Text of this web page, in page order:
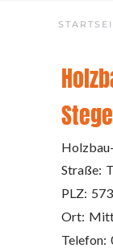
Straße:
PLZ:
Ort:
Telefon: